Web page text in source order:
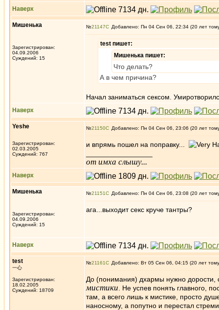
Наверх
Мишенька
Зарегистрирован:
04.09.2006
Суждений: 15
№21147 Добавлено: Пн 04 Сен 06, 22:34 (20 лет
test пишет:
Мишенька пишет:
Что делать?
А в чем причина?
Начал заниматься сексом.
Наверх
Yeshe
Зарегистрирован:
02.03.2005
Суждений: 767
№21150 Добавлено: Пн 04 Сен 06, 23:06 (20 лет
и впрямь пошел на поправку...
от имха слышу...
Наверх
Мишенька
Зарегистрирован:
04.09.2006
Суждений: 15
№21151 Добавлено: Пн 04 Сен 06, 23:08 (20 лет
ага...выходит секс круче тантры?
Наверх
test
一心
Зарегистрирован:
18.02.2005
Суждений: 18709
№21161 Добавлено: Вт 05 Сен 06, 04:15 (20 лет
До (понимания) дхармы нужно дорости,
мистики . Не успев понять главного,
там, а всего лишь к мистике, просто
наносному, а попутно и перестал